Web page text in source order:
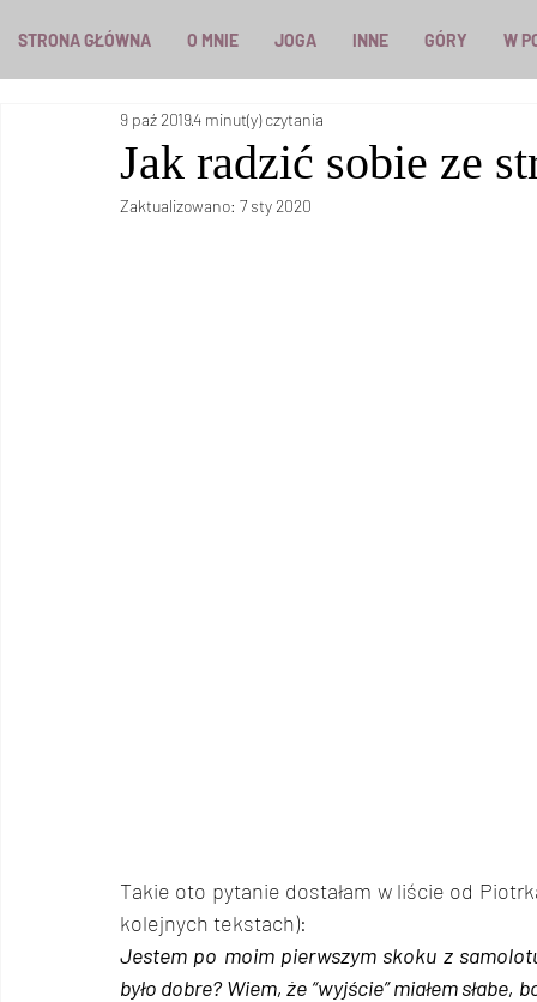
STRONA GŁÓWNA O MNIE JOGA INNE GÓRY W
Jak radzić sobie ze
9 paź 20194 minut(y) czytania
Zaktualizowano: 7 sty 2020
Takie oto pytanie dostałam w liście od
kolejnych tekstach):
Jestem po moim pierwszym skoku z
było dobre? Wiem, że “wyjście” miałem